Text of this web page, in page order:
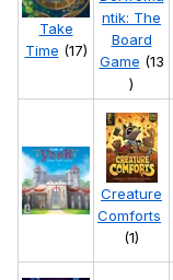
Take
Time (17)
ntik: The
Board
Game (13
)
Creature
Comforts
(1)